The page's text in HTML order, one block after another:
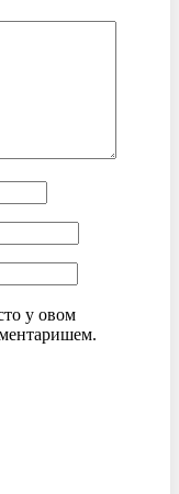
у овом